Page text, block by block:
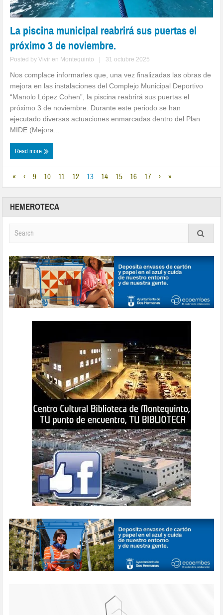
La piscina municipal reabrirá sus puertas el
próximo 3 de noviembre.
Posted byVivir en Montequinto | 31 octubre 2025
Nos complace informarles que, una vez finalizadas las obras de
mejora en las instalaciones del Complejo Municipal Deportivo
“Manolo López Cohen”, la piscina reabrirá sus puertas el
próximo 3 de noviembre. Durante este periodo se han
ejecutado diversas actuaciones enmarcadas dentro del Plan
MIDE (Mejora...
Read more
« ‹ 9 10 11 12 13 14 15 16 17 › »
HEMEROTECA